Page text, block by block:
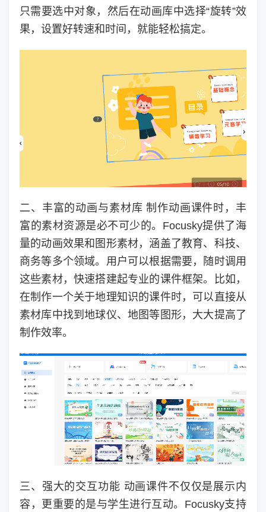
只需要选中对象，然后在动画库中选择“旋转”效
果，设置好转速和时间，就能轻松搞定。
二、丰富的动画与素材库 制作动画课件时，丰
富的素材资源是必不可少的。Focusky提供了海
量的动画效果和图形素材，涵盖了教育、科技、
商务等多个领域。用户可以根据需要，随时调用
这些素材，快速搭建起专业的课件框架。比如，
在制作一个关于地理知识的课件时，可以直接从
素材库中找到地球仪、地图等图形，大大提高了
制作效率。
三、强大的交互功能 动画课件不仅仅是展示内
容，更重要的是与学生进行互动。Focusky支持